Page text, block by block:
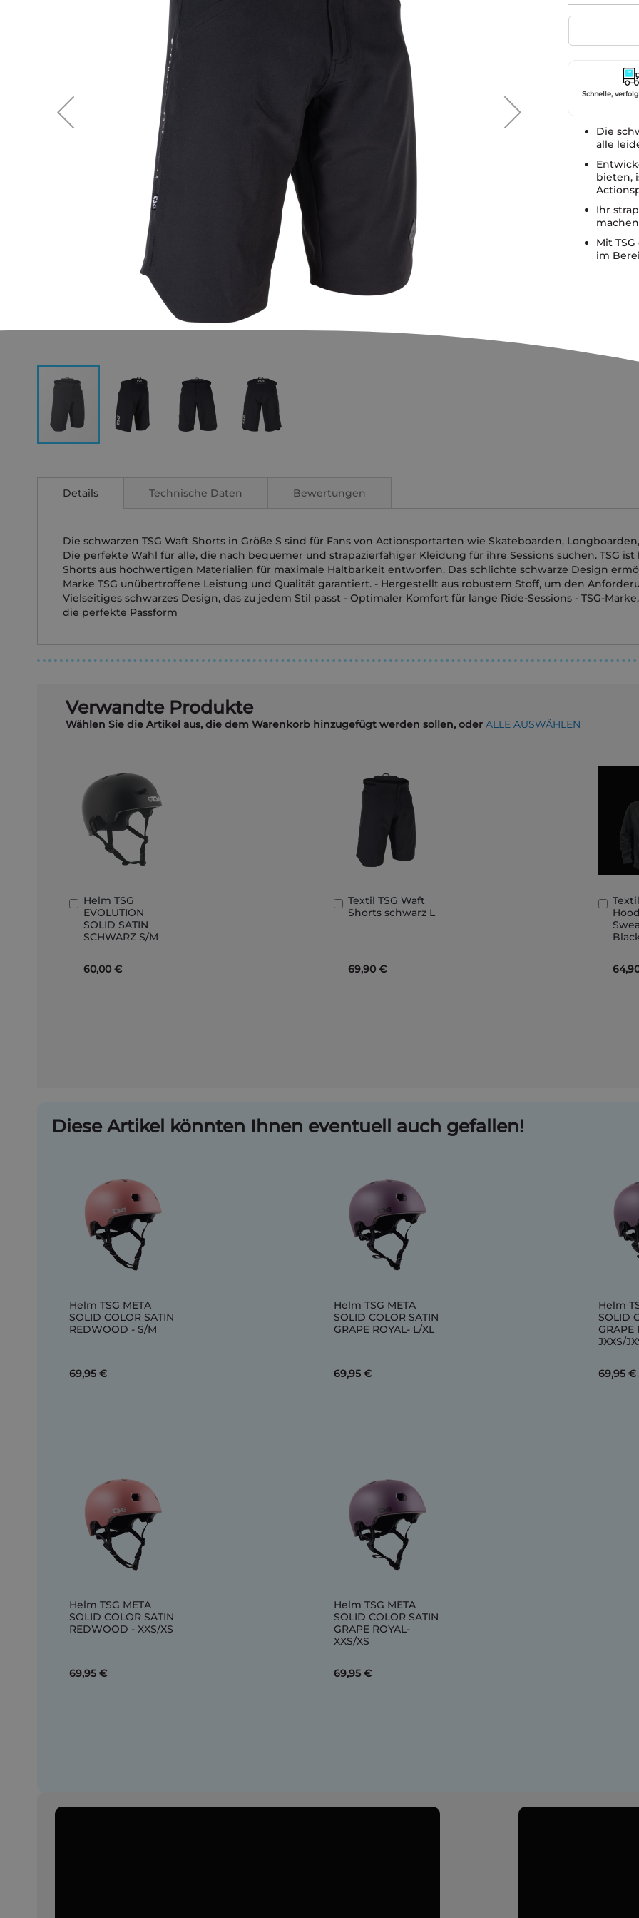
der
Bildgalerie
Schnelle,
Die
alle
bieten,
Ihr
Mit
im
Details
Die schwarzen TSG Waft Shorts in Größe S sind für Fans von Actionsportarten wie Skateboarden,
Die perfekte Wahl für alle, die nach bequemer und strapazierfähiger Kleidung für ihre Sessions suchen. TSG
Shorts aus hochwertigen Materialien für maximale Haltbarkeit entworfen. Das schlichte schwarze Design
Marke TSG unübertroffene Leistung und Qualität garantiert. - Hergestellt aus robustem Stoff, um den
Vielseitiges schwarzes Design, das zu jedem Stil passt - Optimaler Komfort für lange Ride-Sessions - TSG-
die perfekte Passform
Technische Daten Bewertungen
Verwandte Produkte
Wählen Sie die Artikel aus, die dem Warenkorb hinzugefügt werden sollen, oder ALLE AUSWÄHLEN
Helm TSG
EVOLUTION
SOLID SATIN
SCHWARZ S/M
60,00 €
In
den
Warenkorb
Textil TSG Waft
Shorts schwarz L
69,90 €
In
den
In
den
Diese Artikel könnten Ihnen eventuell auch gefallen!
Helm TSG META
SOLID COLOR SATIN
REDWOOD - S/M
69,95 €
Helm TSG META
SOLID COLOR SATIN
GRAPE ROYAL- L/XL
69,95 €
Helm
SOLID
GRAPE
JXXS/
69,95 €
Helm TSG META
SOLID COLOR SATIN
REDWOOD - XXS/XS
69,95 €
Helm TSG META
SOLID COLOR SATIN
GRAPE ROYAL-
XXS/XS
69,95 €